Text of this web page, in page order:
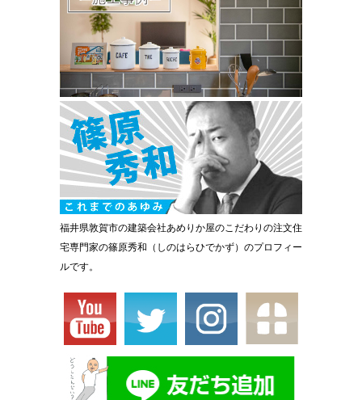
福井県敦賀市の建築会社あめりか屋のこだわりの注文住
宅専門家の篠原秀和（しのはらひでかず）のプロフィー
ルです。